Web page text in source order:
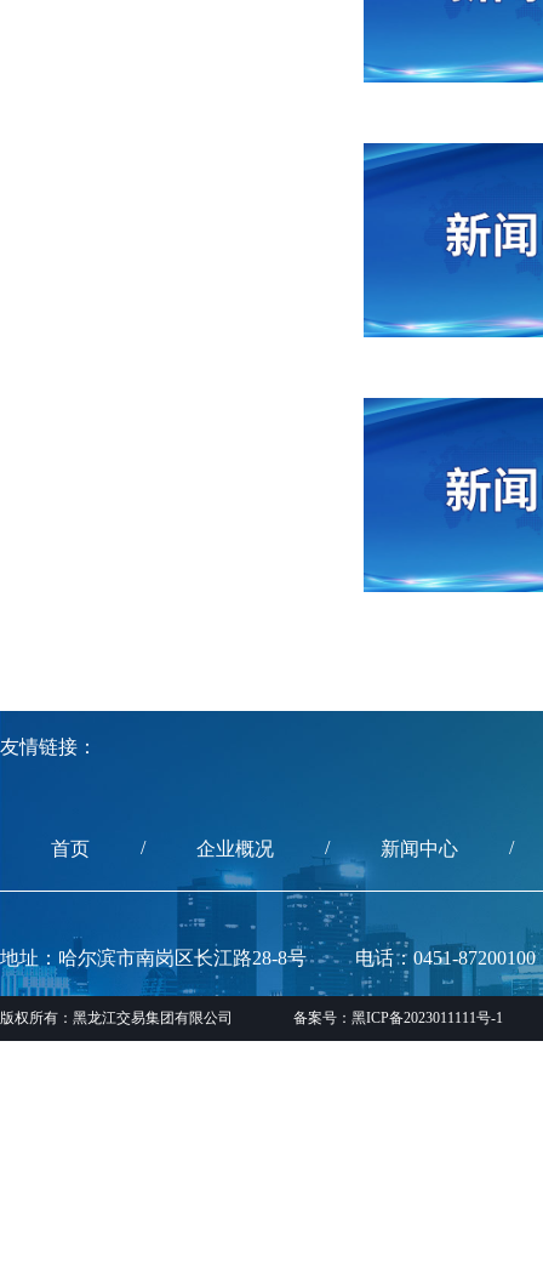
友情链接：
首页 / 企业概况 / 新闻中心 /
地址：哈尔滨市南岗区长江路28-8号 电话：0451-87200100
版权所有：黑龙江交易集团有限公司 备案号：黑ICP备2023011111号-1